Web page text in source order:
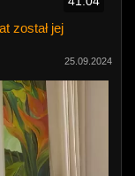
został jej
25.09.2024